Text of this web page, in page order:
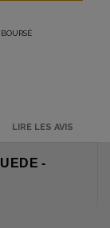
LIRE LES AVIS
-